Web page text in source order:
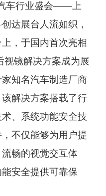
车行业盛会——上
达展台人流如织，
，于国内首次亮相
视镜解决方案成为展
知名汽车制造厂商
解决方案搭载了行
、系统功能安全技
不仅能够为用户提
畅的视觉交互体
安全提供可靠保